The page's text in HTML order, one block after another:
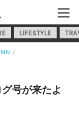
LIFESTYLE
号が来たよ